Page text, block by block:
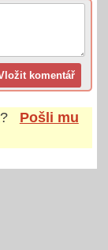
?
Pošli mu